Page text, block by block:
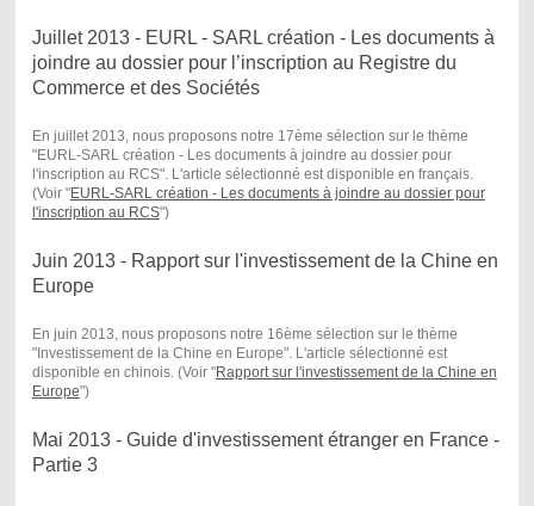
Juillet 2013 - EURL - SARL création - Les documents à
joindre au dossier pour l’inscription au Registre du
Commerce et des Sociétés
En juillet 2013, nous proposons notre 17ème sélection sur le thème
"EURL-SARL création - Les documents à joindre au dossier pour
l'inscription au RCS". L'article sélectionné est disponible en français.
(Voir "EURL-SARL création - Les documents à joindre au dossier pour
l'inscription au RCS")
Juin 2013 - Rapport sur l'investissement de la Chine en
Europe
En juin 2013, nous proposons notre 16ème sélection sur le thème
"Investissement de la Chine en Europe". L'article sélectionné est
disponible en chinois. (Voir "Rapport sur l'investissement de la Chine en
Europe")
Mai 2013 - Guide d'investissement étranger en France -
Partie 3